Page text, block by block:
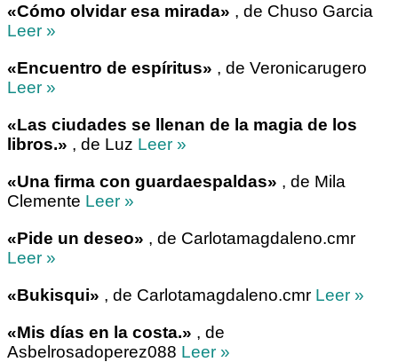
«Cómo olvidar esa mirada» , de Chuso Garcia
Leer »
«Encuentro de espíritus» , de Veronicarugero
Leer »
«Las ciudades se llenan de la magia de los
libros.» , de Luz Leer »
«Una firma con guardaespaldas» , de Mila
Clemente Leer »
«Pide un deseo» , de Carlotamagdaleno.cmr
Leer »
«Bukisqui» , de Carlotamagdaleno.cmr Leer »
«Mis días en la costa.» , de
Asbelrosadoperez088 Leer »